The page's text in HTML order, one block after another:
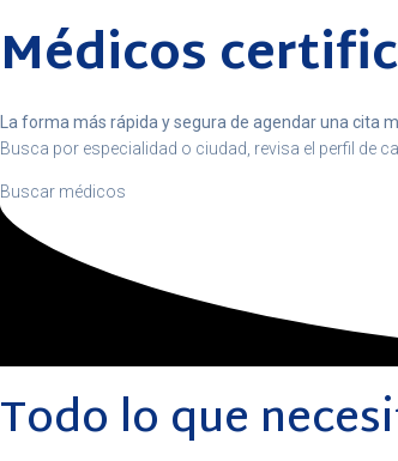
Médicos
La forma más rápida y segura de agendar una cita
Busca por especialidad o ciudad, revisa el perfil de
Buscar médicos
Todo lo que